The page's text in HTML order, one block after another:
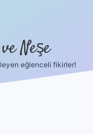
Neşe
eğlenceli fikirler!